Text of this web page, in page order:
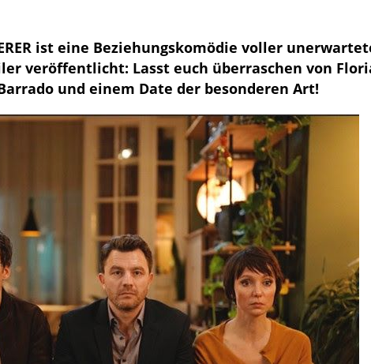
ist eine Beziehungskomödie voller
veröffentlicht: Lasst euch überraschen von
und einem Date der besonderen Art!